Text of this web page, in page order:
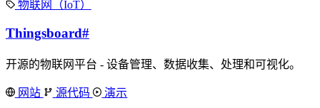
物联网（IoT）
Thingsboard#
开源的物联网平台 - 设备管理、数据收集、处理和可视化。
网站 源代码 演示